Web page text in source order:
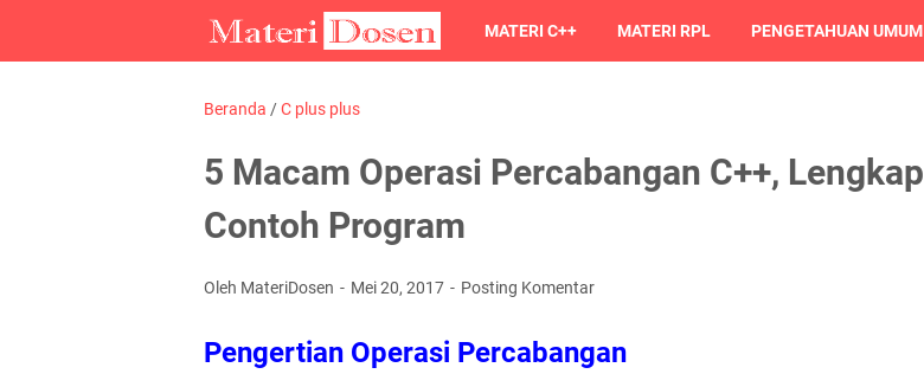
MATERI C++ MATERI RPL PENGETAHUAN UMUM
Beranda /C plus plus
5 Macam Operasi Percabangan C++, Lengkap
Contoh Program
Oleh MateriDosen Mei 20, 2017 Posting Komentar
Pengertian Operasi Percabangan